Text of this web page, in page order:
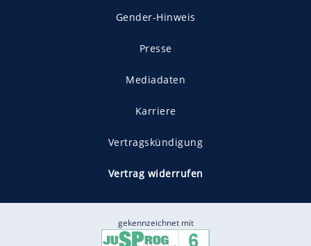
Gender-Hinweis
Presse
Mediadaten
Karriere
Vertragskündigung
Vertrag widerrufen
gekennzeichnet mit